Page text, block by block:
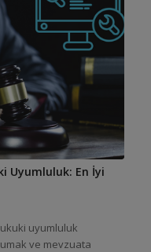
Uyumluluk: En İyi
uyumluluk
ve mevzuata